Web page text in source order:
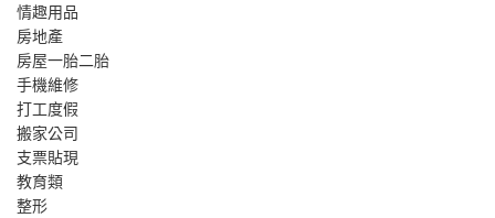
情趣用品
房地產
房屋一胎二胎
手機維修
打工度假
搬家公司
支票貼現
教育類
整形